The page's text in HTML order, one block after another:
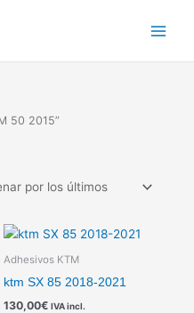
50 2015”
Adhesivos KTM
ktm SX 85 2018-2021
130,00€ IVA incl.